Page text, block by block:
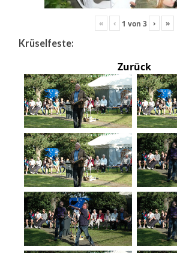
« ‹ 1 von 3 › »
Krüselfeste:
Zurück